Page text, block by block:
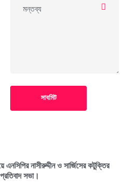
সাবমিট
এনসিপির নাসীরুদ্দীন ও সার্জিসের কটুক্তির
সভা।